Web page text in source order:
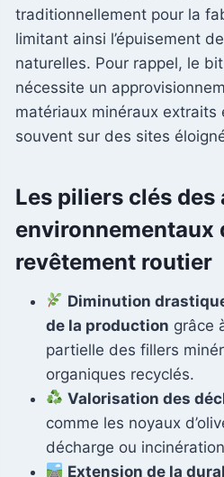
traditionnellement pour la
limitant ainsi l’épuisement
naturelles. Pour rappel, le
nécessite un
matériaux minéraux extraits
souvent sur des sites
Les piliers clés des
environnementaux
revêtement routier
Diminution
de la production grâce
partielle des fillers
organiques recyclés.
Valorisation des
comme les noyaux
décharge ou
Extension de la